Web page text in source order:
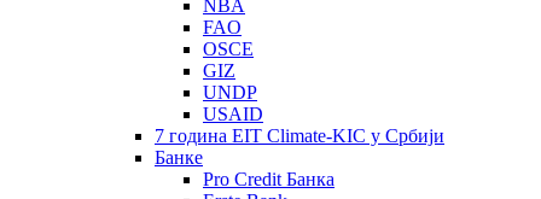
NBA
FAO
OSCE
GIZ
UNDP
USAID
7 година EIT Climate-KIC у Србији
Банке
Pro Credit Банка